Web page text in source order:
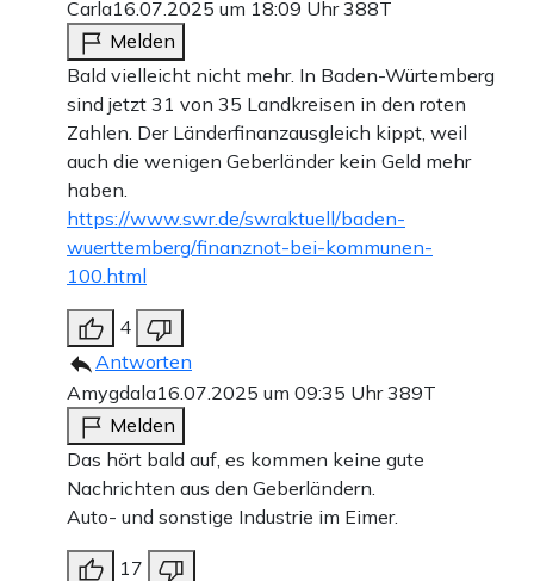
Carla16.07.2025 um 18:09 Uhr388T
Melden
Bald vielleicht nicht mehr. In Baden-Würtemberg
sind jetzt 31 von 35 Landkreisen in den roten
Zahlen. Der Länderfinanzausgleich kippt, weil
auch die wenigen Geberländer kein Geld mehr
haben.
https://www.swr.de/swraktuell/baden-
wuerttemberg/finanznot-bei-kommunen-
100.html
4
Antworten
Amygdala16.07.2025 um 09:35 Uhr389T
Melden
Das hört bald auf, es kommen keine gute
Nachrichten aus den Geberländern.
Auto- und sonstige Industrie im Eimer.
17